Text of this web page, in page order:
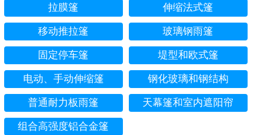
拉膜篷 伸缩法式篷
移动推拉篷 玻璃钢雨篷
固定停车篷 堤型和欧式篷
电动、手动伸缩篷 钢化玻璃和钢结构
普通耐力板雨篷 天幕篷和室内遮阳帘
组合高强度铝合金篷